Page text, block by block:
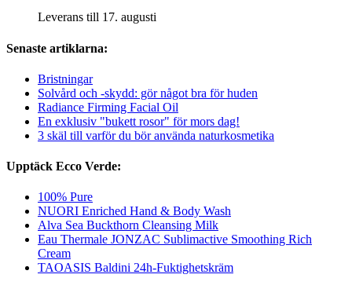
Leverans till 17. augusti
Senaste artiklarna:
Bristningar
Solvård och -skydd: gör något bra för huden
Radiance Firming Facial Oil
En exklusiv "bukett rosor" för mors dag!
3 skäl till varför du bör använda naturkosmetika
Upptäck Ecco Verde:
100% Pure
NUORI Enriched Hand & Body Wash
Alva Sea Buckthorn Cleansing Milk
Eau Thermale JONZAC Sublimactive Smoothing Rich
Cream
TAOASIS Baldini 24h-Fuktighetskräm